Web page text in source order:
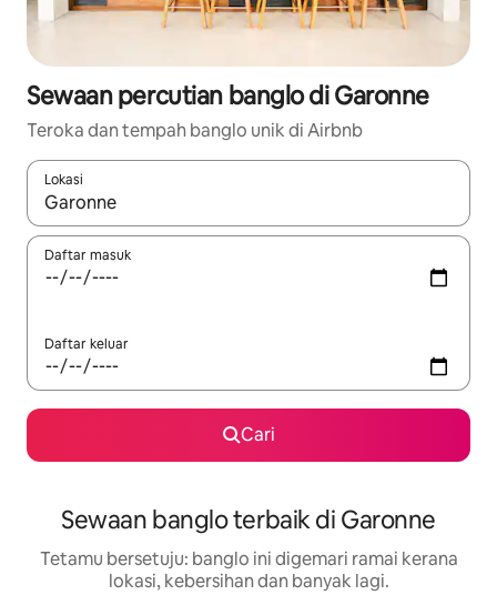
Sewaan percutian banglo di Garonne
Teroka dan tempah banglo unik di Airbnb
Lokasi
Apabila hasil tersedia, navigasi dengan kekunci anak panah
Daftar masuk
Daftar keluar
Cari
Sewaan banglo terbaik di Garonne
Tetamu bersetuju: banglo ini digemari ramai kerana
lokasi, kebersihan dan banyak lagi.